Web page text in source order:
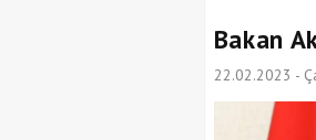
Bakan
22.02.2023 -